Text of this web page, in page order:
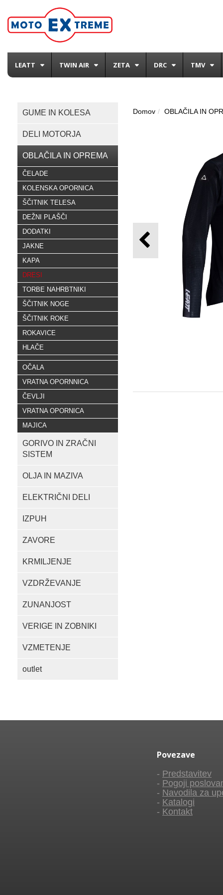
LEATT TWIN AIR ZETA DRC TMV
GUME IN KOLESA
DELI MOTORJA
OBLAČILA IN OPREMA
ČELADE
KOLENSKA OPORNICA
ŠČITNIK TELESA
DEŽNI PLAŠČI
DODATKI
JAKNE
KAPA
DRESI
TORBE NAHRBTNIKI
ŠČITNIK NOGE
ŠČITNIK ROKE
ROKAVICE
HLAČE
OČALA
VRATNA OPORNNICA
ČEVLJI
VRATNA OPORNICA
MAJICA
GORIVO IN ZRAČNI
SISTEM
OLJA IN MAZIVA
ELEKTRIČNI DELI
IZPUH
ZAVORE
KRMILJENJE
VZDRŽEVANJE
ZUNANJOST
VERIGE IN ZOBNIKI
VZMETENJE
outlet
Domov OBLAČILA IN
Povezave
- Predstavitev
- Pogoji
- Navodila za
- Katalogi
- Kontakt